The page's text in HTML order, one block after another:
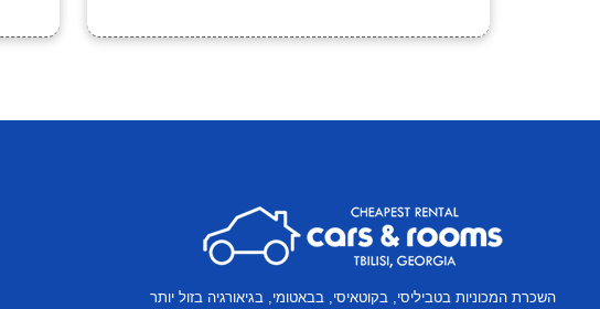
השכרת המכוניות בטביליסי, בקוטאיסי, בבאטומי, בגיאורגיה בזול יותר